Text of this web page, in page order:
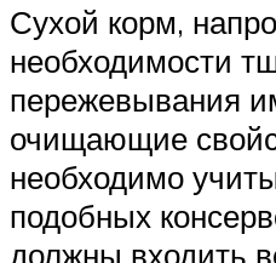
Сухой корм,
необходимости
пережевывания
очищающие
необходимо
подобных
должны входить